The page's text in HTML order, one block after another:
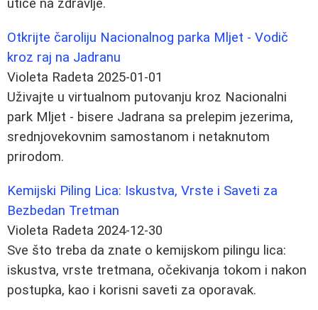
utiče na zdravlje.
Otkrijte čaroliju Nacionalnog parka Mljet - Vodič
kroz raj na Jadranu
Violeta Radeta 2025-01-01
Uživajte u virtualnom putovanju kroz Nacionalni
park Mljet - bisere Jadrana sa prelepim jezerima,
srednjovekovnim samostanom i netaknutom
prirodom.
Kemijski Piling Lica: Iskustva, Vrste i Saveti za
Bezbedan Tretman
Violeta Radeta 2024-12-30
Sve što treba da znate o kemijskom pilingu lica:
iskustva, vrste tretmana, očekivanja tokom i nakon
postupka, kao i korisni saveti za oporavak.